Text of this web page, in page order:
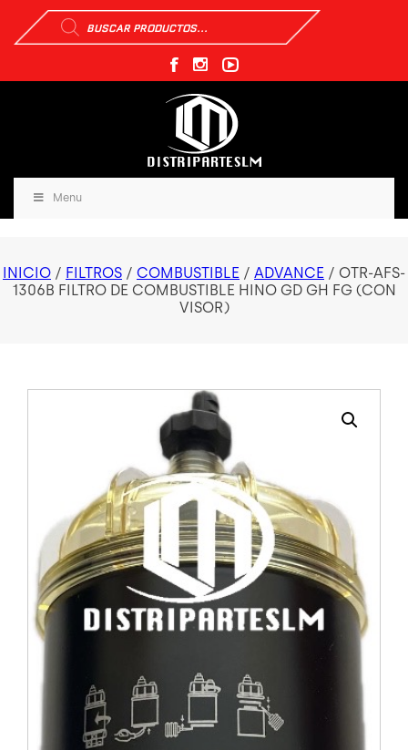
Búsqueda
de
productos
Menu
INICIO / FILTROS / COMBUSTIBLE / ADVANCE / OTR-AFS-
1306B FILTRO DE COMBUSTIBLE HINO GD GH FG (CON
VISOR)